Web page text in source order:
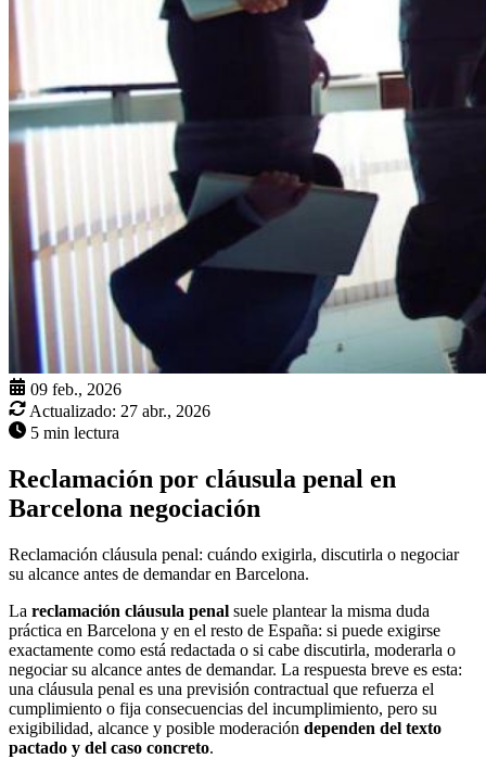
09 feb., 2026
Actualizado: 27 abr., 2026
5 min lectura
Reclamación por cláusula penal en
Barcelona negociación
Reclamación cláusula penal: cuándo exigirla, discutirla o negociar
su alcance antes de demandar en Barcelona.
La reclamación cláusula penal suele plantear la misma duda
práctica en Barcelona y en el resto de España: si puede exigirse
exactamente como está redactada o si cabe discutirla, moderarla o
negociar su alcance antes de demandar. La respuesta breve es esta:
una cláusula penal es una previsión contractual que refuerza el
cumplimiento o fija consecuencias del incumplimiento, pero su
exigibilidad, alcance y posible moderación dependen del texto
pactado y del caso concreto.